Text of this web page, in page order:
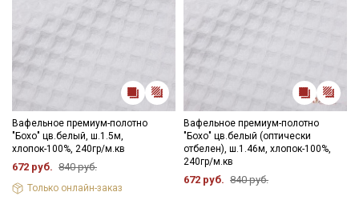
Вафельное премиум-полотно
"Бохо" цв.белый, ш.1.5м,
хлопок-100%, 240гр/м.кв
672 руб. 840 руб.
Только онлайн-заказ
Вафельное премиум-полотно
"Бохо" цв.белый (оптически
отбелен), ш.1.46м, хлопок-100%,
240гр/м.кв
672 руб. 840 руб.